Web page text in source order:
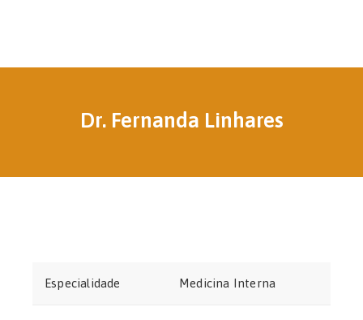
Dr. Fernanda Linhares
Especialidade Medicina Interna